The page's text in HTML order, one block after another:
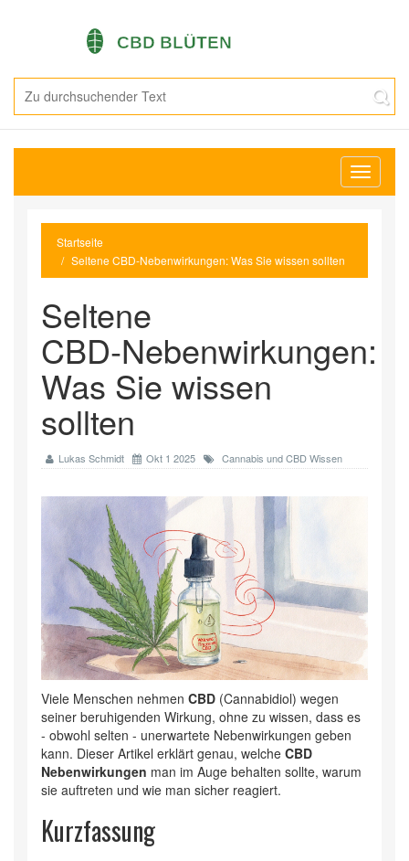
Startseite
Seltene CBD‑Nebenwirkungen: Was Sie wissen sollten
Seltene
CBD‑Nebenwirkungen:
Was Sie wissen
sollten
Lukas Schmidt Okt 1 2025 Cannabis und CBD Wissen
Viele Menschen nehmen CBD (Cannabidiol) wegen
seiner beruhigenden Wirkung, ohne zu wissen, dass es
- obwohl selten - unerwartete Nebenwirkungen geben
kann. Dieser Artikel erklärt genau, welche CBD
Nebenwirkungen man im Auge behalten sollte, warum
sie auftreten und wie man sicher reagiert.
Kurzfassung